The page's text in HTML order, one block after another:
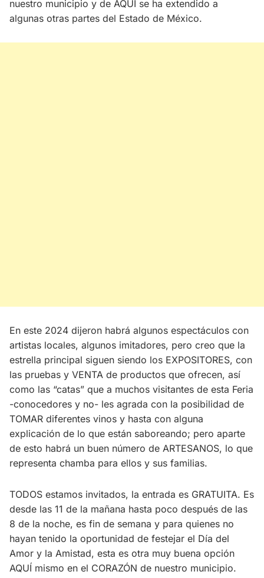
nuestro municipio y de AQUÍ se ha extendido a
algunas otras partes del Estado de México.
En este 2024 dijeron habrá algunos espectáculos con
artistas locales, algunos imitadores, pero creo que la
estrella principal siguen siendo los EXPOSITORES, con
las pruebas y VENTA de productos que ofrecen, así
como las “catas” que a muchos visitantes de esta Feria
-conocedores y no- les agrada con la posibilidad de
TOMAR diferentes vinos y hasta con alguna
explicación de lo que están saboreando; pero aparte
de esto habrá un buen número de ARTESANOS, lo que
representa chamba para ellos y sus familias.
TODOS estamos invitados, la entrada es GRATUITA. Es
desde las 11 de la mañana hasta poco después de las
8 de la noche, es fin de semana y para quienes no
hayan tenido la oportunidad de festejar el Día del
Amor y la Amistad, esta es otra muy buena opción
AQUÍ mismo en el CORAZÓN de nuestro municipio.